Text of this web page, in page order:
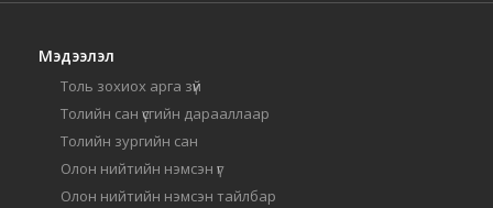
Мэдээлэл
Толь зохиох арга зүй
Толийн сан үсгийн дарааллаар
Толийн зургийн сан
Олон нийтийн нэмсэн үг
Олон нийтийн нэмсэн тайлбар